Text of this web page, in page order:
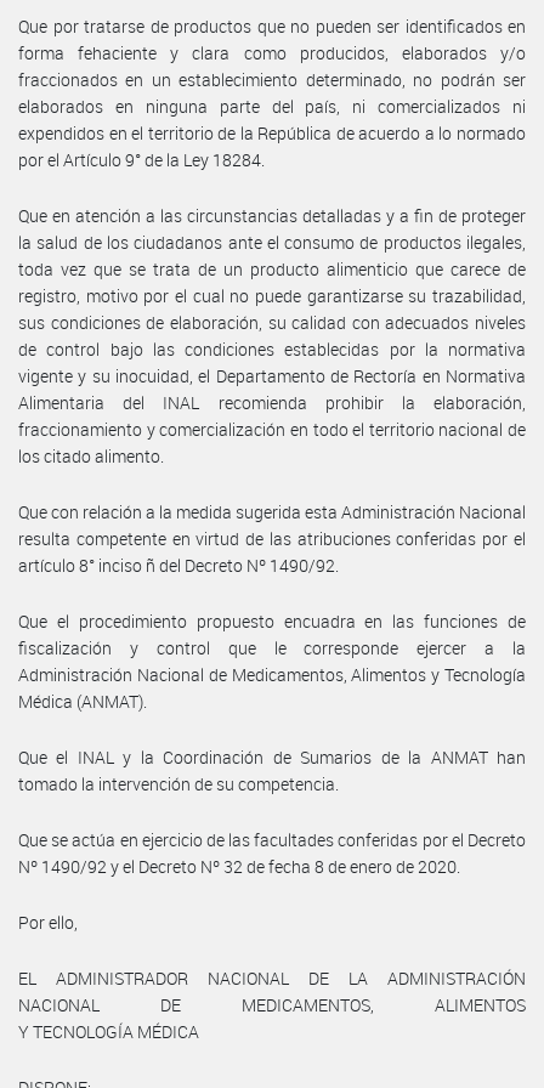
Que por tratarse de productos que no pueden ser identificados en
forma fehaciente y clara como producidos, elaborados y/o
fraccionados en un establecimiento determinado, no podrán ser
elaborados en ninguna parte del país, ni comercializados ni
expendidos en el territorio de la República de acuerdo a lo normado
por el Artículo 9° de la Ley 18284.
Que en atención a las circunstancias detalladas y a fin de proteger
la salud de los ciudadanos ante el consumo de productos ilegales,
toda vez que se trata de un producto alimenticio que carece de
registro, motivo por el cual no puede garantizarse su trazabilidad,
sus condiciones de elaboración, su calidad con adecuados niveles
de control bajo las condiciones establecidas por la normativa
vigente y su inocuidad, el Departamento de Rectoría en Normativa
Alimentaria del INAL recomienda prohibir la elaboración,
fraccionamiento y comercialización en todo el territorio nacional de
los citado alimento.
Que con relación a la medida sugerida esta Administración Nacional
resulta competente en virtud de las atribuciones conferidas por el
artículo 8° inciso ñ del Decreto Nº 1490/92.
Que el procedimiento propuesto encuadra en las funciones de
fiscalización y control que le corresponde ejercer a la
Administración Nacional de Medicamentos, Alimentos y Tecnología
Médica (ANMAT).
Que el INAL y la Coordinación de Sumarios de la ANMAT han
tomado la intervención de su competencia.
Que se actúa en ejercicio de las facultades conferidas por el Decreto
Nº 1490/92 y el Decreto Nº 32 de fecha 8 de enero de 2020.
Por ello,
EL ADMINISTRADOR NACIONAL DE LA ADMINISTRACIÓN
NACIONAL DE MEDICAMENTOS, ALIMENTOS
Y TECNOLOGÍA MÉDICA